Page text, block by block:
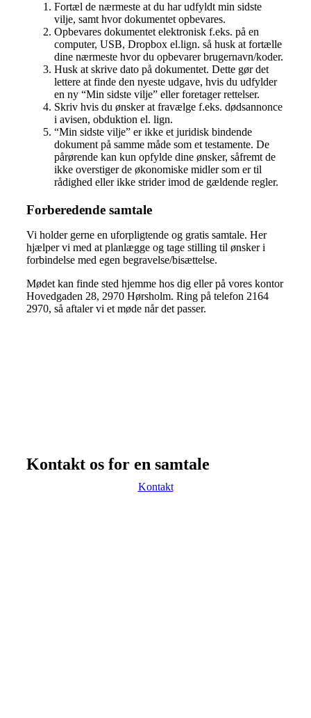
Fortæl de nærmeste at du har udfyldt min sidste
vilje, samt hvor dokumentet opbevares.
Opbevares dokumentet elektronisk f.eks. på en
computer, USB, Dropbox el.lign. så husk at fortælle
dine nærmeste hvor du opbevarer brugernavn/koder.
Husk at skrive dato på dokumentet. Dette gør det
lettere at finde den nyeste udgave, hvis du udfylder
en ny “Min sidste vilje” eller foretager rettelser.
Skriv hvis du ønsker at fravælge f.eks. dødsannonce
i avisen, obduktion el. lign.
“Min sidste vilje” er ikke et juridisk bindende
dokument på samme måde som et testamente. De
pårørende kan kun opfylde dine ønsker, såfremt de
ikke overstiger de økonomiske midler som er til
rådighed eller ikke strider imod de gældende regler.
Forberedende samtale
Vi holder gerne en uforpligtende og gratis samtale. Her
hjælper vi med at planlægge og tage stilling til ønsker i
forbindelse med egen begravelse/bisættelse.
Mødet kan finde sted hjemme hos dig eller på vores kontor
Hovedgaden 28, 2970 Hørsholm. Ring på telefon 2164
2970, så aftaler vi et møde når det passer.
Kontakt os for en samtale
Kontakt